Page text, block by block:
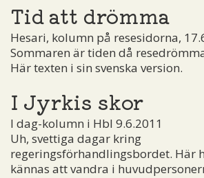
Tid att drömma
Hesari, kolumn på resesidorna,
Sommaren är tiden då
Här texten i sin svenska version.
I Jyrkis skor
I dag-kolumn i Hbl 9.6.2011
Uh, svettiga dagar kring
regeringsförhandlingsbordet. Här
kännas att vandra i